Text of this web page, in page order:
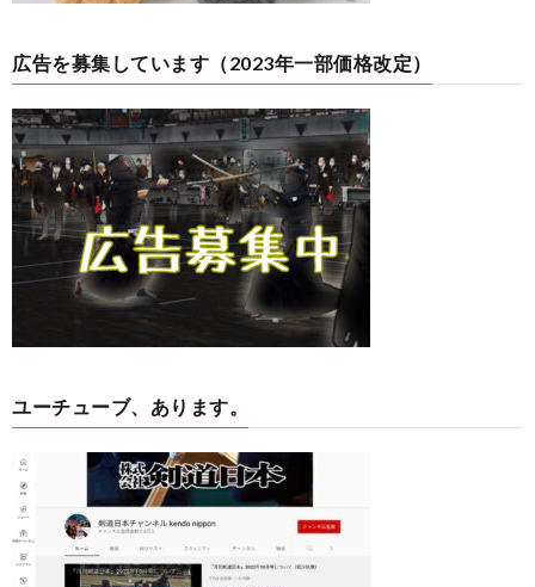
広告を募集しています（2023年一部価格改定）
ユーチューブ、あります。